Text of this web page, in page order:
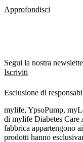
Approfondisci
Segui la nostra
Iscriviti
Esclusione di
mylife, YpsoPump,
di mylife Diabetes
fabbrica appartengono
prodotti hanno